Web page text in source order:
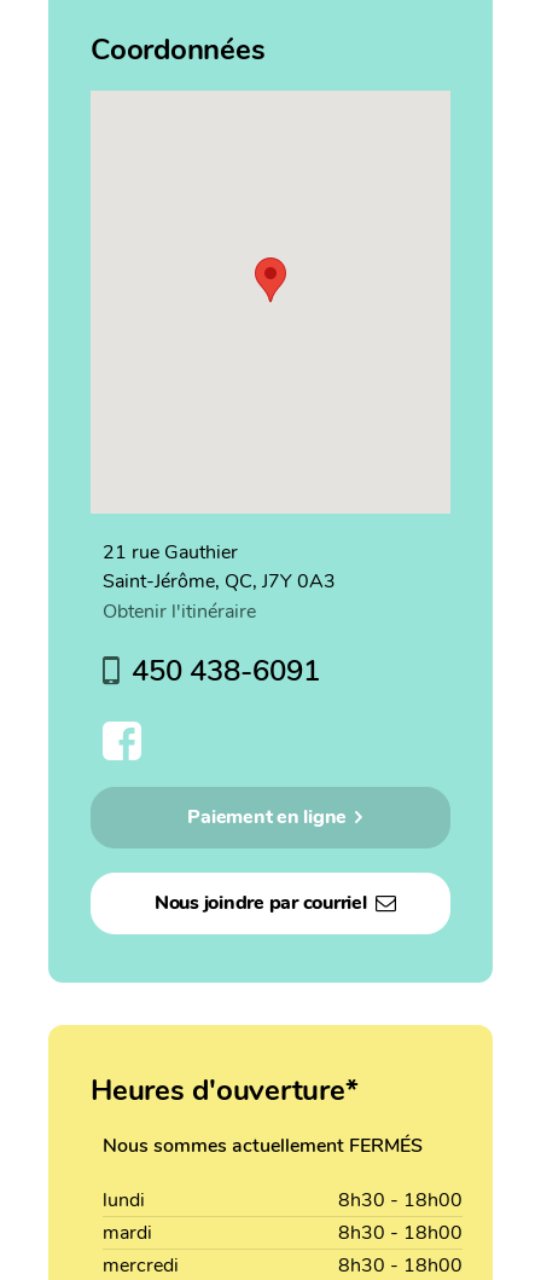
Coordonnées
21 rue Gauthier
Saint-Jérôme, QC, J7Y 0A3
Obtenir l'itinéraire
450 438-6091
Paiement en ligne
Nous joindre par courriel
Heures d'ouverture*
Nous sommes actuellement FERMÉS
lundi
8h30 - 18h00
mardi
8h30 - 18h00
mercredi
8h30 - 18h00